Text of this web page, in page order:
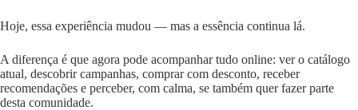
Hoje, essa experiência mudou — mas a essência continua lá.
A diferença é que agora pode acompanhar tudo online: ver o catálogo
atual, descobrir campanhas, comprar com desconto, receber
recomendações e perceber, com calma, se também quer fazer parte
desta comunidade.